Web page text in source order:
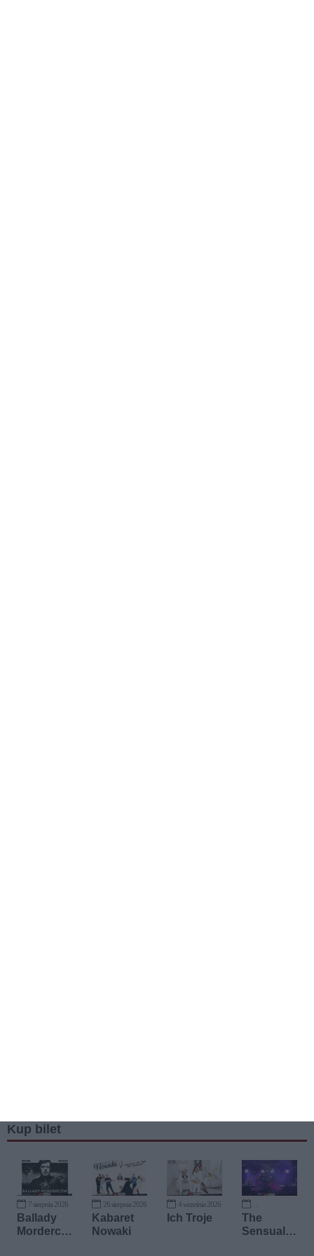
Kup bilet
7 sierpnia 2026
Ballady
Mordercó
26 sierpnia 2026
Kabaret
Nowaki
4 września 2026
Ich Troje 17 września 2026
The
Sensual